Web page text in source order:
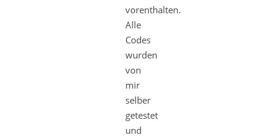
vorenthalten.
Alle
Codes
wurden
von
mir
selber
getestet
und